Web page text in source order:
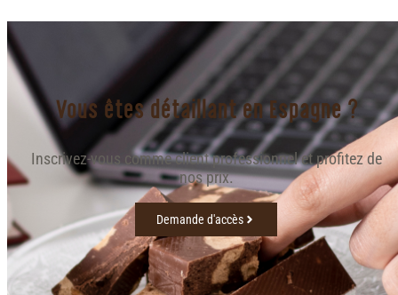
Vous êtes détaillant en Espagne ?
Inscrivez-vous comme client professionnel et profitez de
nos prix.
Demande d'accès